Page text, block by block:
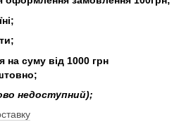
на суму від 1000 грн
недоступний);